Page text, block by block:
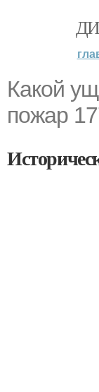
Какой
пожар